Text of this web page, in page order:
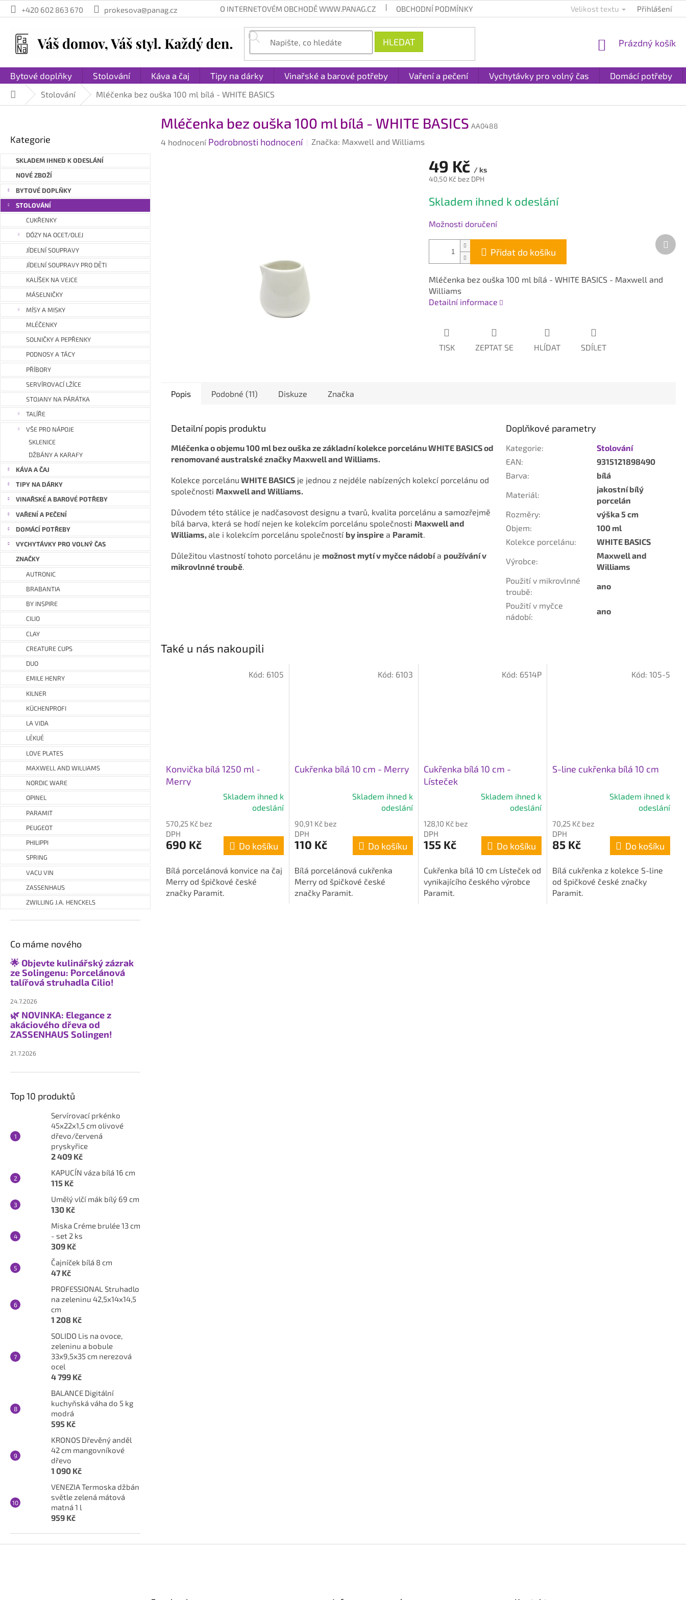
Přejít
na
+420 602 863 670 prokesova@panag.cz O INTERNETOVÉM OBCHODĚ WWW.PANAG.CZ OBCHODNÍ PODMÍNKY PLATBA A DOPRAVA REKLAMACE
Velikost textu Přihlášení
HLEDAT
NÁKUPNÍ
Prázdný košík
Bytové doplňky Stolování Káva a čaj Tipy na dárky Vinařské a barové potřeby Vaření a pečení Vychytávky pro volný čas Domácí potřeby
DomůStolování Mléčenka bez ouška 100 ml bílá - WHITE BASICS
a
n
n
í
n
e
l
kategorie
Kategorie
SKLADEM IHNED K ODESLÁNÍ
NOVÉ ZBOŽÍ
BYTOVÉ DOPLŇKY
STOLOVÁNÍ
CUKŘENKY
DÓZY NA OCET/OLEJ
JÍDELNÍ SOUPRAVY
JÍDELNÍ SOUPRAVY PRO DĚTI
KALÍŠEK NA VEJCE
MÁSELNIČKY
MÍSY A MISKY
MLÉČENKY
SOLNIČKY A PEPŘENKY
PODNOSY A TÁCY
PŘÍBORY
SERVÍROVACÍ LŽÍCE
STOJANY NA PÁRÁTKA
TALÍŘE
VŠE PRO NÁPOJE
SKLENICE
DŽBÁNY A KARAFY
KÁVA A ČAJ
TIPY NA DÁRKY
VINAŘSKÉ A BAROVÉ POTŘEBY
VAŘENÍ A PEČENÍ
DOMÁCÍ POTŘEBY
VYCHYTÁVKY PRO VOLNÝ ČAS
ZNAČKY
AUTRONIC
BRABANTIA
BY INSPIRE
CILIO
CLAY
CREATURE CUPS
DUO
EMILE HENRY
KILNER
KÜCHENPROFI
LA VIDA
LÉKUÉ
LOVE PLATES
MAXWELL AND WILLIAMS
NORDIC WARE
OPINEL
PARAMIT
PEUGEOT
PHILIPPI
SPRING
VACU VIN
ZASSENHAUS
ZWILLING J.A. HENCKELS
Co máme nového
🌟 Objevte kulinářský zázrak
ze Solingenu: Porcelánová
talířová struhadla Cilio!
24.7.2026
🌿 NOVINKA: Elegance z
akáciového dřeva od
ZASSENHAUS Solingen!
21.7.2026
Top 10 produktů
Servírovací prkénko
45x22x1,5 cm olivové
dřevo/červená
pryskyřice
2 409 Kč
KAPUCÍN váza bílá 16 cm
115 Kč
Umělý vlčí mák bílý 69 cm
130 Kč
Miska Créme brulée 13 cm
- set 2 ks
309 Kč
Čajníček bílá 8 cm
47 Kč
PROFESSIONAL Struhadlo
na zeleninu 42,5x14x14,5
cm
1 208 Kč
SOLIDO Lis na ovoce,
zeleninu a bobule
33x9,5x35 cm nerezová
ocel
4 799 Kč
BALANCE Digitální
kuchyňská váha do 5 kg
modrá
595 Kč
KRONOS Dřevěný anděl
42 cm mangovníkové
dřevo
1 090 Kč
VENEZIA Termoska džbán
světle zelená mátová
matná 1 l
959 Kč
Mléčenka bez ouška 100 ml bílá - WHITE BASICS AA0488
Průměrné
4 hodnocení Podrobnosti hodnocení Značka: Maxwell and Williams
49 Kč / ks
40,50 Kč bez DPH
cena:
Skladem ihned k odeslání
Možnosti doručení
Přidat do košíku
Mléčenka bez ouška 100 ml bílá - WHITE BASICS - Maxwell and
Williams
Detailní informace
TISK ZEPTAT SE HLÍDAT SDÍLET
Popis Podobné (11) Diskuze Značka
Detailní popis produktu
Mléčenka o objemu 100 ml bez ouška ze základní kolekce porcelánu WHITE BASICS od
renomované australské značky Maxwell and Williams.
Kolekce porcelánu WHITE BASICS je jednou z nejdéle nabízených kolekcí porcelánu od
společnosti Maxwell and Williams.
Důvodem této stálice je nadčasovost designu a tvarů, kvalita porcelánu a samozřejmě
bílá barva, která se hodí nejen ke kolekcím porcelánu společnosti Maxwell and
Williams, ale i kolekcím porcelánu společností by inspire a Paramit.
Důležitou vlastností tohoto porcelánu je možnost mytí v myčce nádobía používání v
mikrovlnné troubě.
Doplňkové parametry
Kategorie:
Stolování
EAN:
9315121898490
Barva:
bílá
Materiál:
jakostní bílý
porcelán
Rozměry:
výška 5 cm
Objem:
100 ml
Kolekce porcelánu:
WHITE BASICS
Výrobce:
Maxwell and
Williams
Použití v mikrovlnné
troubě:
ano
Použití v myčce
nádobí:
ano
Také u nás nakoupili
Konvička bílá 1250 ml -
Merry
produktu
je
3,7
5
hvězdiček.
Skladem ihned k
odeslání
570,25 Kč bez
DPH
690 Kč Do košíku
Bílá porcelánová konvice na čaj
Merry od špičkové české
značky Paramit.
Kód: 6105
Cukřenka bílá 10 cm - Merry
produktu
je
4,8
5
hvězdiček.
Skladem ihned k
odeslání
90,91 Kč bez
DPH
110 Kč Do košíku
Bílá porcelánová cukřenka
Merry od špičkové české
značky Paramit.
Kód: 6103
Cukřenka bílá 10 cm -
Lísteček
produktu
je
5,0
5
hvězdiček.
Skladem ihned k
odeslání
128,10 Kč bez
DPH
155 Kč Do košíku
Cukřenka bílá 10 cm Lísteček od
vynikajícího českého výrobce
Paramit.
Kód: 6514P
S-line cukřenka bílá 10 cm
produktu
je
4,7
5
hvězdiček.
Skladem ihned k
odeslání
70,25 Kč bez
DPH
85 Kč Do košíku
Bílá cukřenka z kolekce S-line
od špičkové české značky
Paramit.
Kód: 105-5